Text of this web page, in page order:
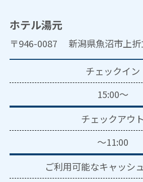
ホテル湯元
〒946-0087 新潟県魚沼市上折
チェックイン
15:00～
チェックアウト
～11:00
ご利用可能なキャッシ